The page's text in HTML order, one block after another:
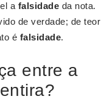
a falsidade da nota.
de verdade; de teor
é falsidade.
entre a